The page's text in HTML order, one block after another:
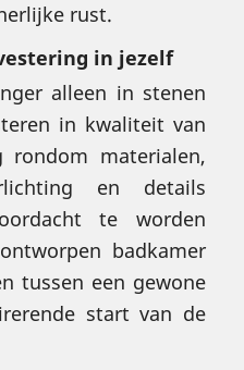
rust.
in jezelf
alleen in stenen
in kwaliteit van
rondom materialen,
en details
te worden
badkamer
tussen een gewone
start van de